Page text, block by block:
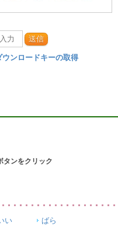
送信
ウンロードキーの取得
タンをクリック
い
ばら